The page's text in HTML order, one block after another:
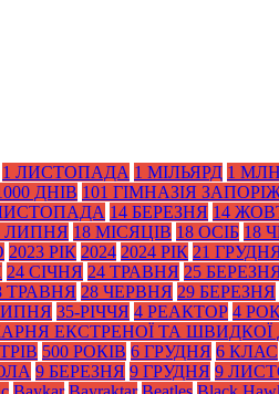
1 ЛИСТОПАДА 1 МІЛЬЯРД 1
ДНІВ 101 ГІМНАЗІЯ
14 БЕРЕЗНЯ 14
ЛИПНЯ 18 МІСЯЦІВ 18 ОСІБ 18
2023 РІК 2024 2024 РІК 21
24 СІЧНЯ 24 ТРАВНЯ 25
ТРАВНЯ 28 ЧЕРВНЯ 29 БЕРЕЗНЯ
35-РІЧЧЯ 4 РЕАКТОР 4
ЕКСТРЕНОЇ ТА
500 РОКІВ 6 ГРУДНЯ 6 КЛАС
9 БЕРЕЗНЯ 9 ГРУДНЯ 9